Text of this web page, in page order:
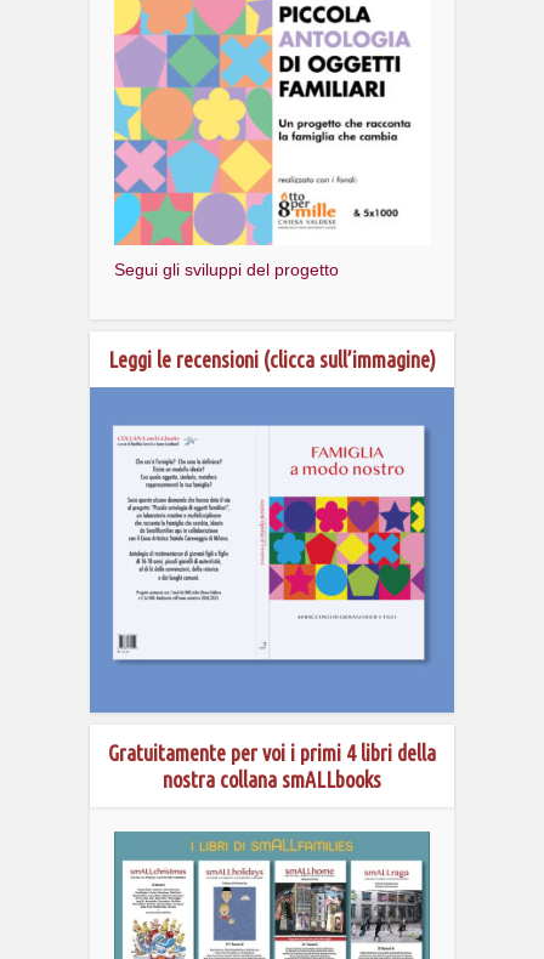
Segui gli sviluppi del progetto
Leggi le recensioni (clicca sull’immagine)
Gratuitamente per voi i primi 4 libri della
nostra collana smALLbooks